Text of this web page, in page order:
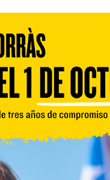
Autores
Editorial
Foreign Rights
Contacto